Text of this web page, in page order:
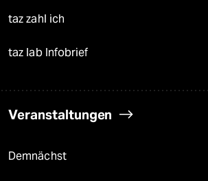
taz zahl ich
taz lab Infobrief
Veranstaltungen
Demnächst